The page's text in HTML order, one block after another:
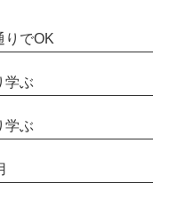
りでOK
学ぶ
学ぶ